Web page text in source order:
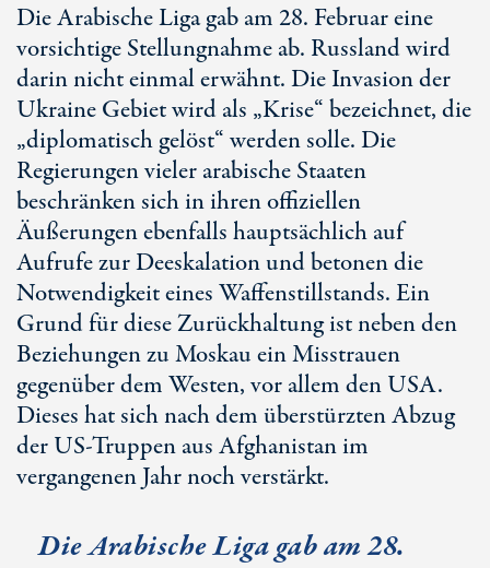
Die Arabische Liga gab am 28. Februar eine
vorsichtige Stellungnahme ab. Russland wird
darin nicht einmal erwähnt. Die Invasion der
Ukraine Gebiet wird als „Krise“ bezeichnet, die
„diplomatisch gelöst“ werden solle. Die
Regierungen vieler arabische Staaten
beschränken sich in ihren offiziellen
Äußerungen ebenfalls hauptsächlich auf
Aufrufe zur Deeskalation und betonen die
Notwendigkeit eines Waffenstillstands. Ein
Grund für diese Zurückhaltung ist neben den
Beziehungen zu Moskau ein Misstrauen
gegenüber dem Westen, vor allem den USA.
Dieses hat sich nach dem überstürzten Abzug
der US-Truppen aus Afghanistan im
vergangenen Jahr noch verstärkt.
Die Arabische Liga gab am 28.